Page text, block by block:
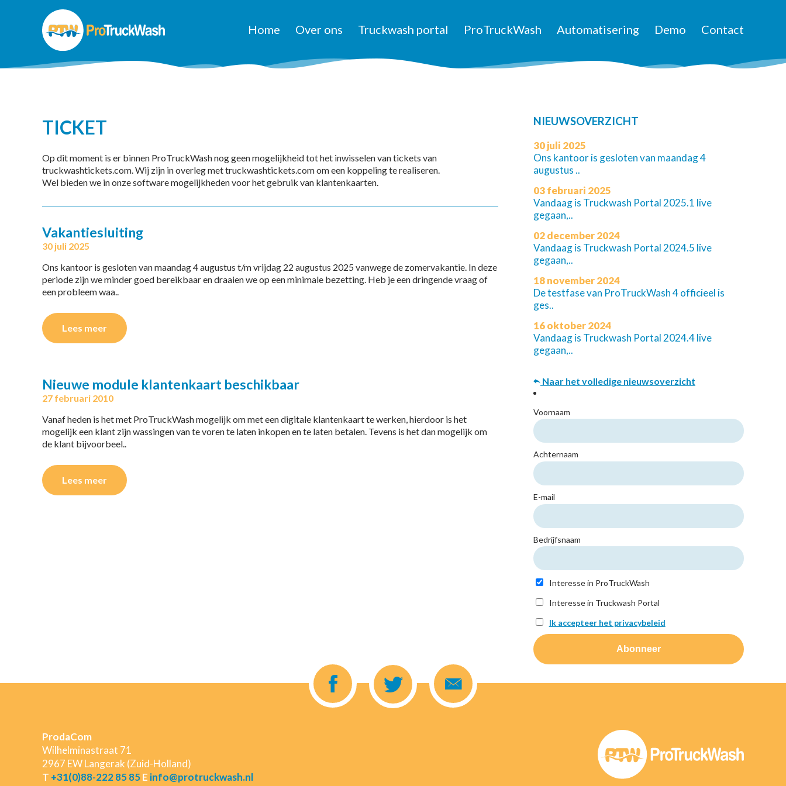
Home Over ons Truckwash portal ProTruckWash Automatisering Demo Contact
TICKET
Op dit moment is er binnen ProTruckWash nog geen mogelijkheid tot het inwisselen van tickets van
truckwashtickets.com. Wij zijn in overleg met truckwashtickets.com om een koppeling te realiseren.
Wel bieden we in onze software mogelijkheden voor het gebruik van klantenkaarten.
Vakantiesluiting
30 juli 2025
Ons kantoor is gesloten van maandag 4 augustus t/m vrijdag 22 augustus 2025 vanwege de zomervakantie. In deze
periode zijn we minder goed bereikbaar en draaien we op een minimale bezetting. Heb je een dringende vraag of
een probleem waa..
Lees meer
Nieuwe module klantenkaart beschikbaar
27 februari 2010
Vanaf heden is het met ProTruckWash mogelijk om met een digitale klantenkaart te werken, hierdoor is het
mogelijk een klant zijn wassingen van te voren te laten inkopen en te laten betalen. Tevens is het dan mogelijk om
de klant bijvoorbeel..
Lees meer
NIEUWSOVERZICHT
30 juli 2025
Ons kantoor is gesloten van maandag 4
augustus ..
03 februari 2025
Vandaag is Truckwash Portal 2025.1 live
gegaan,..
02 december 2024
Vandaag is Truckwash Portal 2024.5 live
gegaan,..
18 november 2024
De testfase van ProTruckWash 4 officieel is
ges..
16 oktober 2024
Vandaag is Truckwash Portal 2024.4 live
gegaan,..
Naar het volledige nieuwsoverzicht
Voornaam
Achternaam
E-mail
Bedrijfsnaam
Interesse in ProTruckWash
Interesse in Truckwash Portal
Ik accepteer het privacybeleid
ProdaCom
Wilhelminastraat 71
2967 EW Langerak (Zuid-Holland)
T +31(0)88-222 85 85E info@protruckwash.nl